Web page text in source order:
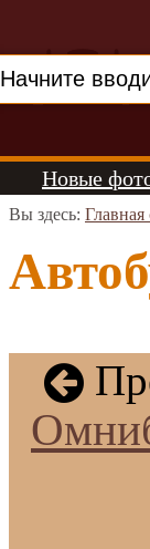
Новые
Вы здесь: Главная